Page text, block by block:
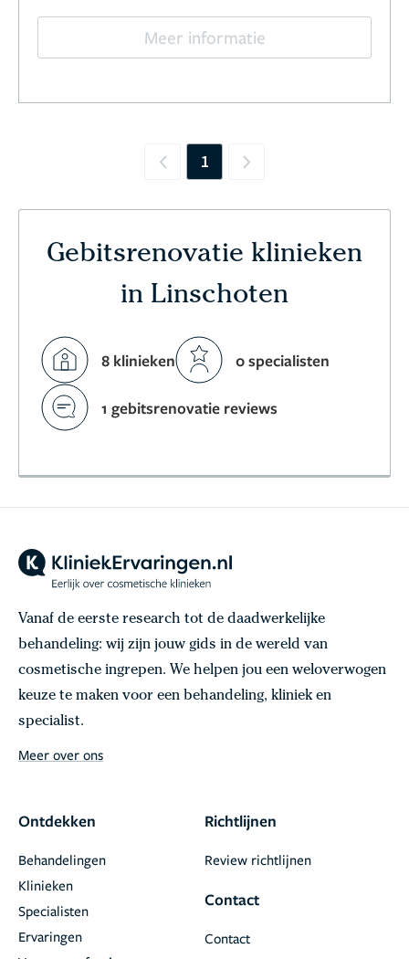
Meer informatie
Previous
1 Next
Gebitsrenovatie klinieken
in Linschoten
8 klinieken 0 specialisten
1 gebitsrenovatie reviews
Vanaf de eerste research tot de daadwerkelijke
behandeling: wij zijn jouw gids in de wereld van
cosmetische ingrepen. We helpen jou een weloverwogen
keuze te maken voor een behandeling, kliniek en
specialist.
Meer over ons
Ontdekken
Behandelingen
Klinieken
Specialisten
Ervaringen
Richtlijnen
Review richtlijnen
Contact
Contact